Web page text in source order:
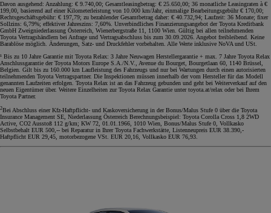
Davon ausgehend: Anzahlung: € 9.740,00; Gesamtleasingbetrag: € 25.650,00; 36 monatliche Leasingraten à €
199,00, basierend auf einer Kilometerleistung von 10.000 km/Jahr, einmalige Bearbeitungsgebühr € 170,00;
Rechtsgeschäftsgebühr: € 197,79; zu bezahlender Gesamtbetrag daher: € 40.732,94; Laufzeit: 36 Monate; fixer
Sollzins: 6,79%; effektiver Jahreszins: 7,60%. Unverbindliches Finanzierungsangebot der Toyota Kreditbank
GmbH Zweigniederlassung Österreich, Wienerbergstraße 11, 1100 Wien. Gültig bei allen teilnehmenden
Toyota Vertragshändlern bei Anfrage und Vertragsabschluss bis zum 30.09.2026. Angebot freibleibend. Keine
Barablöse möglich. Änderungen, Satz- und Druckfehler vorbehalten. Alle Werte inklusive NoVA und USt
¹ Bis zu 10 Jahre Garantie mit Toyota Relax: 3 Jahre Neuwagen Herstellergarantie + max. 7 Jahre Toyota Relax
Anschlussgarantie der Toyota Motors Europe S.A./N.V., Avenue du Bourget, Bourgetlaan 60, 1140 Brüssel,
Belgien. Gilt bis zu 160.000 km Laufleistung des Fahrzeugs und nur bei Wartungen durch einen autorisierten
teilnehmenden Toyota Vertragspartner. Die Inspektionen müssen innerhalb der vom Hersteller für das Modell
genannten Laufzeiten erfolgen. Toyota Relax ist an das Fahrzeug gebunden und geht bei Weiterverkauf auf den
neuen Eigentümer über. Weitere Einzelheiten zur Toyota Relax Garantie unter toyota.at/relax oder bei Ihrem
Toyota Partner.
2Bei Abschluss einer Kfz-Haftpflicht- und Kaskoversicherung in der Bonus/Malus Stufe 0 über die Toyota
Insurance Management SE, Niederlassung Österreich Berechnungsbeispiel: Toyota Corolla Cross 1,8 2WD
Active, CO2 Ausstoß 112 g/km; KW 72, 01.01.1966, 1010 Wien, Bonus/Malus Stufe 0, Vollkasko
Selbstbehalt EUR 500,-- bei Reparatur in Ihrer Toyota Fachwerkstätte, Listenneupreis EUR 38.390,-
Haftpflicht EUR 29,45, motorbezogene VSt. EUR 20,16, Vollkasko EUR 76,93.